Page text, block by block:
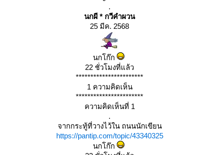
.
นกผี * กวีคำผวน
25 มีค. 2568
นกโก๊ก
22 ชั่วโมงที่แล้ว
***********************
1 ความคิดเห็น
***********************
ความคิดเห็นที่ 1
.
จากกระทู้ที่วางไว้ใน ถนนนักเขียน
https://pantip.com/topic/43340325
นกโก๊ก